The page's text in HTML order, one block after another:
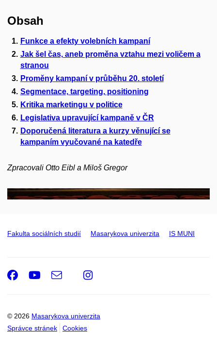
Obsah
Funkce a efekty volebních kampaní
Jak šel čas, aneb proměna vztahu mezi voličem a
stranou
Proměny kampaní v průběhu 20. století
Segmentace, targeting, positioning
Kritika marketingu v politice
Legislativa upravující kampaně v ČR
Doporučená literatura a kurzy věnující se
kampaním vyučované na katedře
Zpracovali Otto Eibl a Miloš Gregor
Fakulta sociálních studií Masarykova univerzita IS MUNI
© 2026 Masarykova univerzita
Správce stránek
Cookies
Facebook
Youtube
e-
Instagram